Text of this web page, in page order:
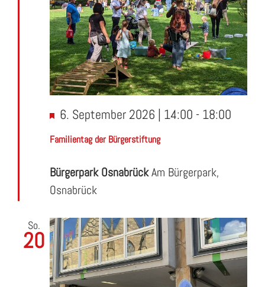
Familientag der Bürgerstiftung
Hervorgehoben
6. September 2026 | 14:00 - 18:00
Bürgerpark OsnabrückAm Bürgerpark,
Osnabrück
So.
20